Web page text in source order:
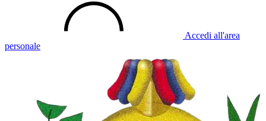
Accedi all'area
personale